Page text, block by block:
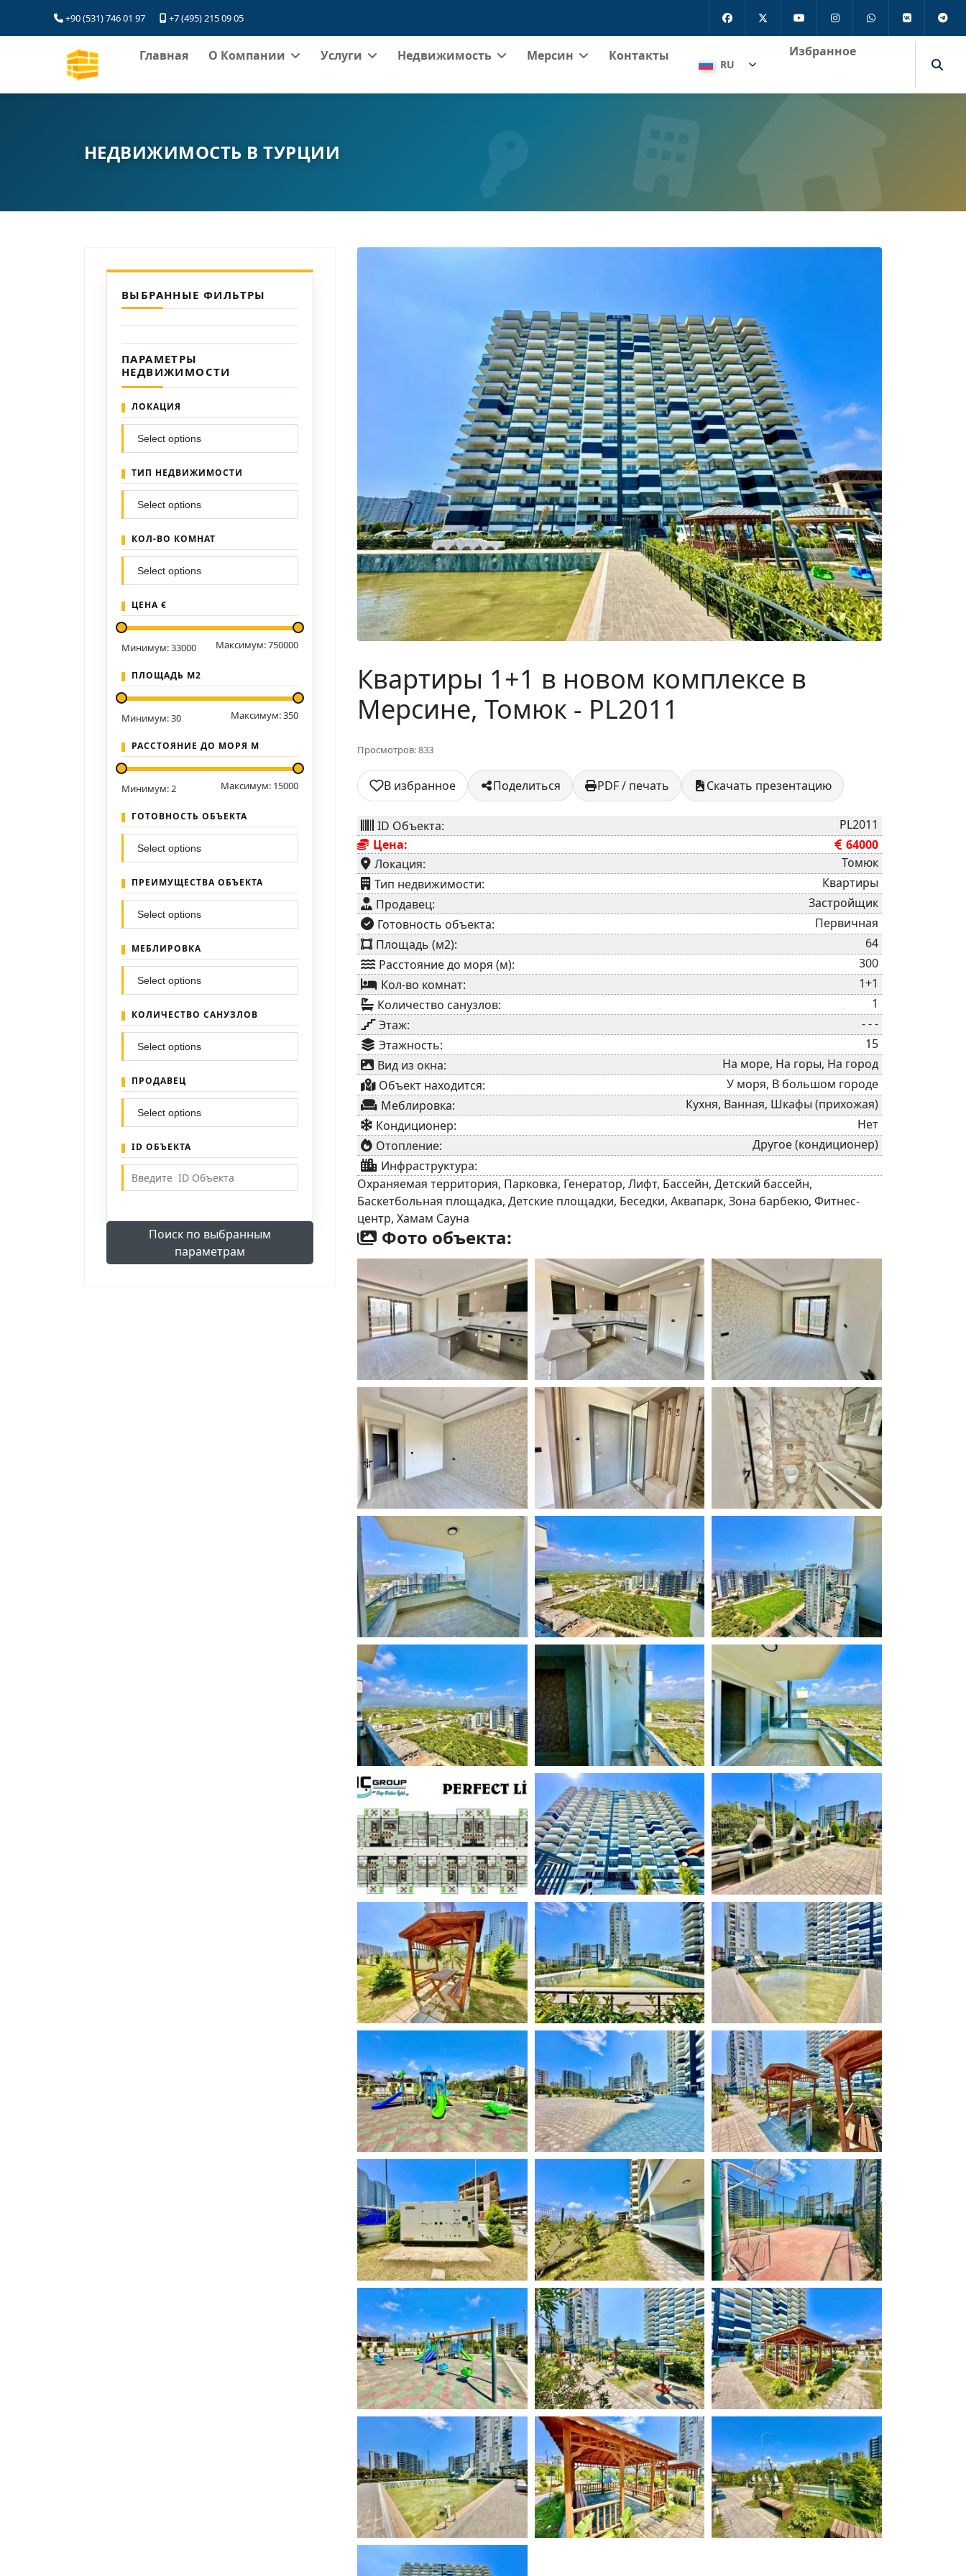
+90 (531) 746 01 97 +7 (495) 215 09 05
Главная О Компании Услуги Недвижимость Мерсин Контакты
RU
Избранное
Поиск
НЕДВИЖИМОСТЬ В ТУРЦИИ
ВЫБРАННЫЕ ФИЛЬТРЫ
ПАРАМЕТРЫ
НЕДВИЖИМОСТИ
ЛОКАЦИЯ
ТИП НЕДВИЖИМОСТИ
КОЛ-ВО КОМНАТ
ЦЕНА €
Минимум:33000 Максимум:750000
ПЛОЩАДЬ М2
Минимум:30 Максимум:350
РАССТОЯНИЕ ДО МОРЯ М
Минимум:2 Максимум: 15000
ГОТОВНОСТЬ ОБЪЕКТА
ПРЕИМУЩЕСТВА ОБЪЕКТА
МЕБЛИРОВКА
КОЛИЧЕСТВО САНУЗЛОВ
ПРОДАВЕЦ
ID ОБЪЕКТА
Поиск по выбранным
параметрам
Квартиры 1+1 в новом комплексе в
Мерсине, Томюк - PL2011
Просмотров: 833
В избранное Поделиться PDF / печать Скачать презентацию
ID Объекта:
PL2011
Цена:
64000
Локация:
Томюк
⁠Тип недвижимости:
Квартиры
Продавец:
Застройщик
⁠Готовность объекта:
Первичная
Площадь (м2):
64
Расстояние до моря (м):
300
Кол-во комнат:
1+1
Количество санузлов:
1
Этаж:
- - -
Этажность:
15
Вид из окна:
На море, На горы, На город
Объект находится:
У моря, В большом городе
Меблировка:
Кухня, Ванная, Шкафы (прихожая)
Кондиционер:
Нет
Отопление:
Другое (кондиционер)
Инфраструктура:
Охраняемая территория, Парковка, Генератор, Лифт, Бассейн, Детский бассейн,
Баскетбольная площадка, Детские площадки, Беседки, Аквапарк, Зона барбекю, Фитнес-
центр, Хамам Сауна
Фото объекта: